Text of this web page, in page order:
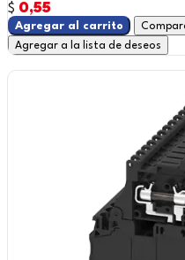
$ 0,55
Agregar al carrito
Agregar a la lista de deseos